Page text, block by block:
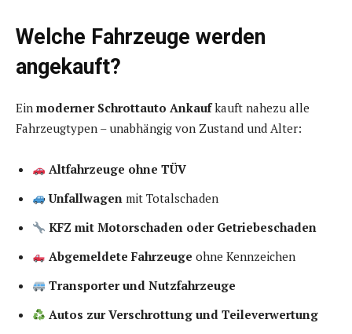
Welche Fahrzeuge werden
angekauft?
Ein moderner Schrottauto Ankaufkauft nahezu alle
Fahrzeugtypen – unabhängig von Zustand und Alter:
Altfahrzeuge ohne TÜV
Unfallwagen mit Totalschaden
KFZ mit Motorschaden oder Getriebeschaden
Abgemeldete Fahrzeuge ohne Kennzeichen
Transporter und Nutzfahrzeuge
Autos zur Verschrottung und Teileverwertung